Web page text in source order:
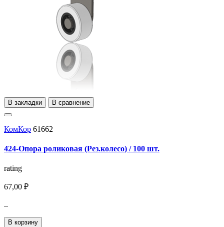
В закладки В сравнение
КомКор 61662
424-Опора роликовая (Рез.колесо) / 100 шт.
rating
67,00 ₽
..
В корзину